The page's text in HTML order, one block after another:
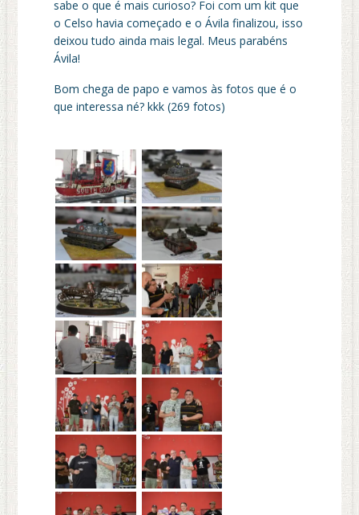
sabe o que é mais curioso? Foi com um kit que
o Celso havia começado e o Ávila finalizou, isso
deixou tudo ainda mais legal. Meus parabéns
Ávila!
Bom chega de papo e vamos às fotos que é o
que interessa né? kkk (269 fotos)